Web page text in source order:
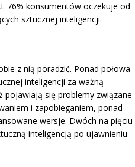
76% konsumentów oczekuje od
sztucznej inteligencji.
z nią poradzić. Ponad połowa
inteligencji za ważną
pojawiają się problemy związane
i zapobieganiem, ponad
wersje. Dwóch na pięciu
inteligencją po ujawnieniu